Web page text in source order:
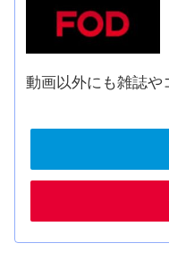
動画以外にも雑誌や